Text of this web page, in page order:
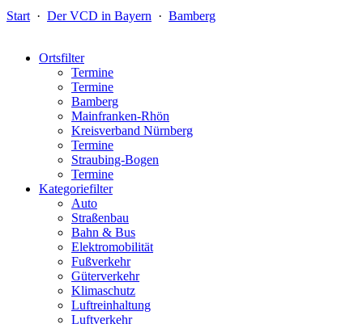
Start · Der VCD in Bayern · Bamberg
Ortsfilter
Termine
Termine
Bamberg
Mainfranken-Rhön
Kreisverband Nürnberg
Termine
Straubing-Bogen
Termine
Kategoriefilter
Auto
Straßenbau
Bahn & Bus
Elektromobilität
Fußverkehr
Güterverkehr
Klimaschutz
Luftreinhaltung
Luftverkehr